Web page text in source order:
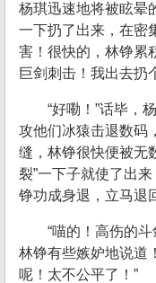
杨琪迅速地将被眩晕
一下扔了出来，在密
害！很快的，林铮累
巨剑刺击！我出去扔
“好嘞！”话毕，
攻他们冰猿击退数码
缝，林铮很快便被无
裂”一下子就使了出
铮功成身退，立马退
“喵的！高伤的
林铮有些嫉妒地说道
呢！太不公平了！”